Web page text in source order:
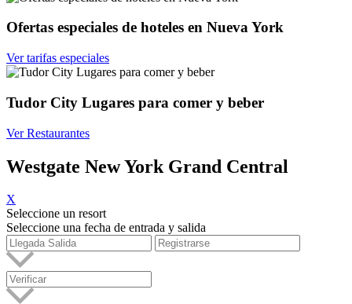
Ofertas especiales de hoteles en Nueva York
Ver tarifas especiales
Tudor City Lugares para comer y beber
Ver Restaurantes
Westgate New York Grand Central
X
Seleccione un resort
Seleccione una fecha de entrada y salida